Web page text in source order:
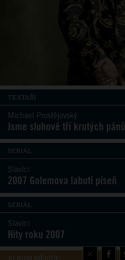
×
TEXTAŘI
Michael Prostějovský
Jsme sluhové tří krutých pánů
SERIÁL
Slavíci
2007 Golemova labutí píseň
SERIÁL
Slavíci
Hity roku 2007
ALBUM MĚSÍCE